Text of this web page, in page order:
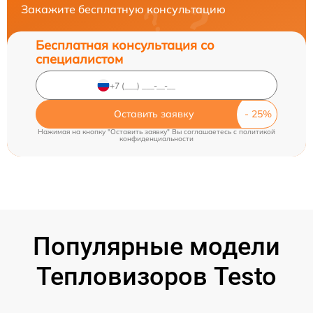
Закажите бесплатную консультацию
Бесплатная консультация со
специалистом
Оставить заявку
Нажимая на кнопку "Оставить заявку" Вы соглашаетесь c политикой
конфиденциальности
Популярные модели
Тепловизоров Testo